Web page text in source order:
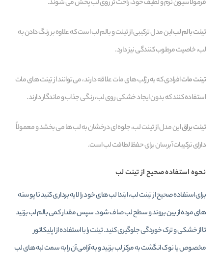
فرمولاسیون نرم و لطیف خود، راحت‌ تر روی لب پخش می‌ شوند.
تینت بالم لباین مدل ترکیبی از تینت و بالم لب است که علاوه بر رنگ دادن به
لب، خاصیت مرطوب‌ کنندگی نیز دارد.
تینت ماتافرادی که به رژلب‌ های مات علاقه دارند، می‌توانند از تینت‌ های مات
استفاده کنند که بدون ایجاد خشکی روی لب، رنگی جذاب و ماندگار دارند.
تینت براقاین مدل از تینت لب، جلوه‌ ای درخشان به لب‌ ها می‌ بخشد و معمولاً
دارای ترکیبات آبرسان برای حفظ لطافت لب است.
نحوه استفاده صحیح از تینت لب
برای استفاده صحیح از تینت لب، ابتدا لب‌ های خود را لایه‌ برداری کنید تا پوسته‌
های مرده از بین بروند و سطح لب صاف شود. سپس مقدار کمی بالم لب بزنید
تا از خشکی و ترک خوردگی جلوگیری کنید. تینت را با استفاده از اپلیکاتور
مخصوص یا نوک انگشت به مرکز لب بزنید و به آرامی آن را به سمت لبه‌ های لب